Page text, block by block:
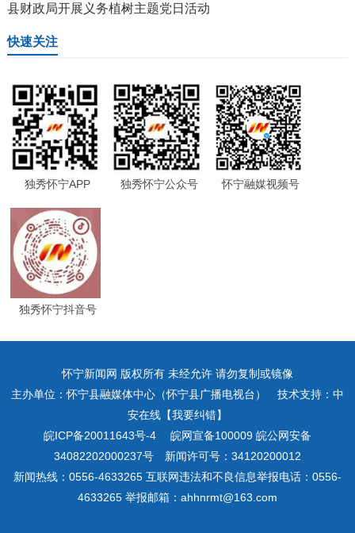
县财政局开展义务植树主题党日活动
快速关注
独秀怀宁APP 独秀怀宁公众号 怀宁融媒视频号
独秀怀宁抖音号
怀宁新闻网 版权所有 未经允许 请勿复制或镜像
主办单位：怀宁县融媒体中心（怀宁县广播电视台） 技术支持：中
安在线【我要纠错】
皖ICP备20011643号-4皖网宣备100009 皖公网安备
34082202000237号 新闻许可号：34120200012
新闻热线：0556-4633265 互联网违法和不良信息举报电话：0556-
4633265 举报邮箱：ahhnrmt@163.com